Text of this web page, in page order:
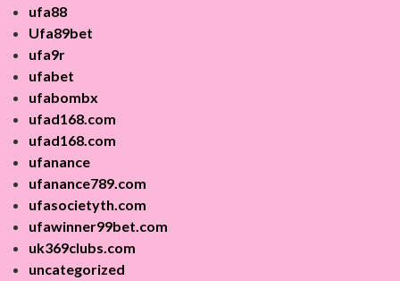
ufa88
Ufa89bet
ufa9r
ufabet
ufabombx
ufad168.com
ufad168.com
ufanance
ufanance789.com
ufasocietyth.com
ufawinner99bet.com
uk369clubs.com
uncategorized